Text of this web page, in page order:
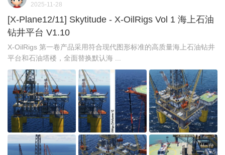
2025-11-28
[X-Plane12/11] Skytitude - X-OilRigs Vol 1 海上石油
钻井平台 V1.10
X-OilRigs 第一卷产品采用符合现代图形标准的高质量海上石油钻井
平台和石油塔楼，全面替换默认海 ...